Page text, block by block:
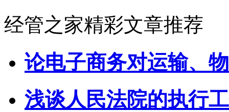
经管之家精彩文章推荐
论电子商务对运输、
浅谈人民法院的执行